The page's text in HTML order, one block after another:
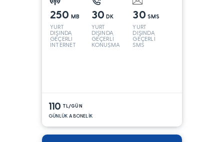
250 MB
YURT
DIŞINDA
GEÇERLİ
İNTERNET
30 DK
YURT
DIŞINDA
GEÇERLİ
KONUŞMA
30 SMS
YURT
DIŞINDA
GEÇERLİ
SMS
110 TL/GÜN
GÜNLÜK ABONELİK